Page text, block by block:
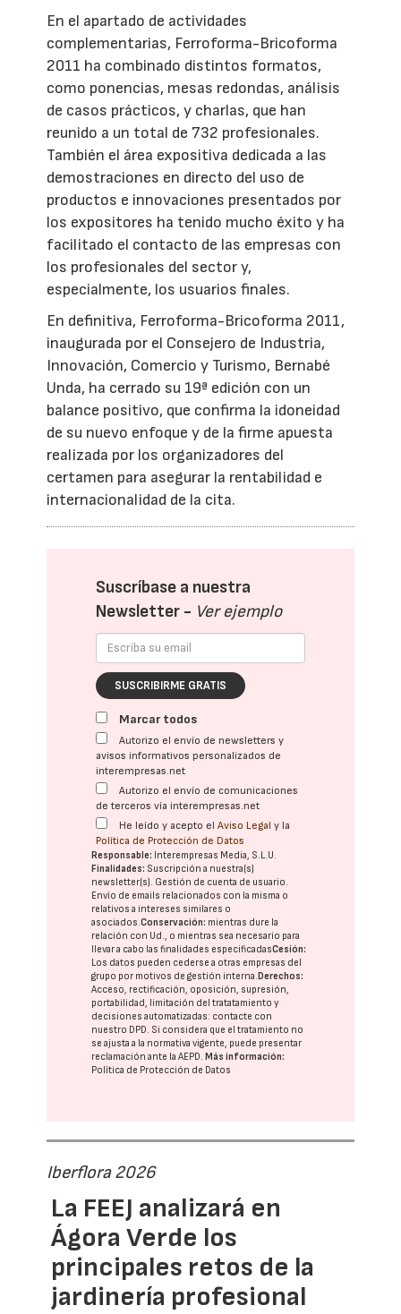
En el apartado de actividades
complementarias, Ferroforma-Bricoforma
2011 ha combinado distintos formatos,
como ponencias, mesas redondas, análisis
de casos prácticos, y charlas, que han
reunido a un total de 732 profesionales.
También el área expositiva dedicada a las
demostraciones en directo del uso de
productos e innovaciones presentados por
los expositores ha tenido mucho éxito y ha
facilitado el contacto de las empresas con
los profesionales del sector y,
especialmente, los usuarios finales.
En definitiva, Ferroforma-Bricoforma 2011,
inaugurada por el Consejero de Industria,
Innovación, Comercio y Turismo, Bernabé
Unda, ha cerrado su 19ª edición con un
balance positivo, que confirma la idoneidad
de su nuevo enfoque y de la firme apuesta
realizada por los organizadores del
certamen para asegurar la rentabilidad e
internacionalidad de la cita.
Suscríbase a nuestra
Newsletter - Ver ejemplo
SUSCRIBIRME GRATIS
Marcar todos
Autorizo el envío de newsletters y
avisos informativos personalizados de
interempresas.net
Autorizo el envío de comunicaciones
de terceros vía interempresas.net
He leído y acepto elAviso Legal y la
Política de Protección de Datos
Responsable: Interempresas Media, S.L.U.
Finalidades: Suscripción a nuestra(s)
newsletter(s). Gestión de cuenta de usuario.
Envío de emails relacionados con la misma o
relativos a intereses similares o
asociados.Conservación: mientras dure la
relación con Ud., o mientras sea necesario para
llevar a cabo las finalidades especificadasCesión:
Los datos pueden cederse a otras empresas del
grupo por motivos de gestión interna.Derechos:
Acceso, rectificación, oposición, supresión,
portabilidad, limitación del tratatamiento y
decisiones automatizadas: contacte con
nuestro DPD. Si considera que el tratamiento no
se ajusta a la normativa vigente, puede presentar
reclamación ante laAEPD.Más información:
Política de Protección de Datos
Iberflora 2026
La FEEJ analizará en
Ágora Verde los
principales retos de la
jardinería profesional